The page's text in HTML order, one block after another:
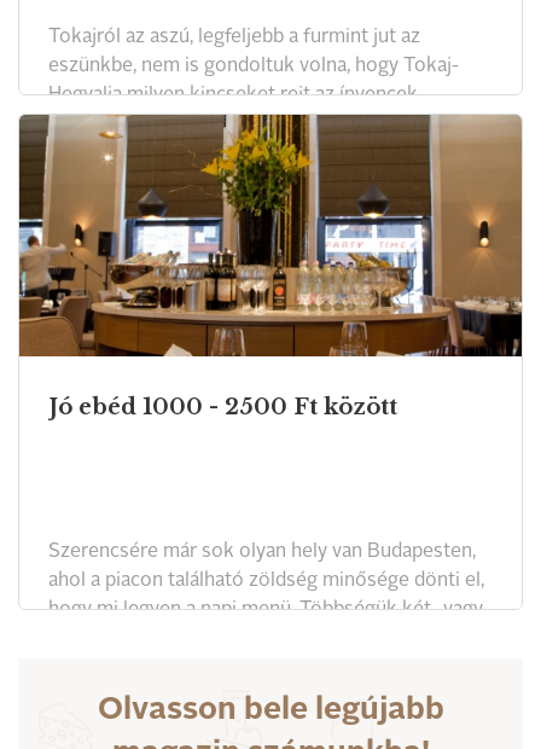
Tokajról az aszú, legfeljebb a furmint jut az
eszünkbe, nem is gondoltuk volna, hogy Tokaj-
Hegyalja milyen kincseket rejt az ínyencek
számára.
Jó ebéd 1000 - 2500 Ft között
Szerencsére már sok olyan hely van Budapesten,
ahol a piacon található zöldség minősége dönti el,
hogy mi legyen a napi menü. Többségük két- vagy
vendéglő, de sajnos kevés tartja a színvonalat. A
régi bevált helyek mellett olyan új, még nem
Olvasson bele legújabb